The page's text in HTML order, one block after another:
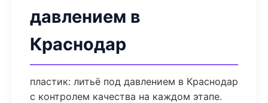
давлением в
Краснодар
пластик: литьё под давлением в Краснодар
с контролем качества на каждом этапе.